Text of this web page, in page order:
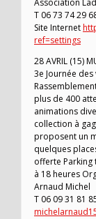
Association
T 06 73 74 29
Site Internet
ref=settings
28 AVRIL (15)
3e Journée
plus de 400
animations
collection à
proposent un
quelques
offerte Parking
à 18 heures
Arnaud Michel
T 06 09 31 81